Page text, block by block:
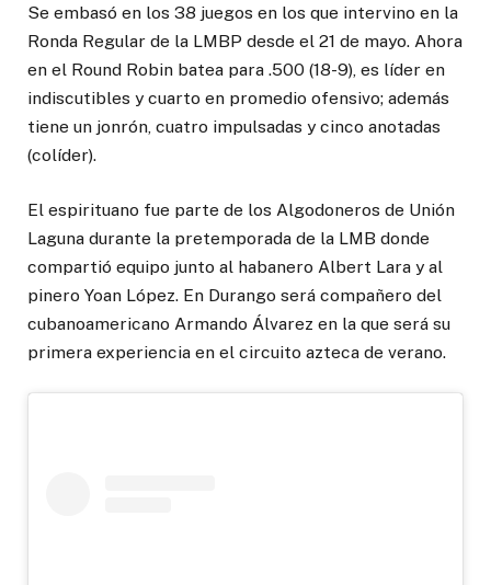
Se embasó en los 38 juegos en los que intervino en la
Ronda Regular de la LMBP desde el 21 de mayo. Ahora
en el Round Robin batea para .500 (18-9), es líder en
indiscutibles y cuarto en promedio ofensivo; además
tiene un jonrón, cuatro impulsadas y cinco anotadas
(colíder).
El espirituano fue parte de los Algodoneros de Unión
Laguna durante la pretemporada de la LMB donde
compartió equipo junto al habanero Albert Lara y al
pinero Yoan López. En Durango será compañero del
cubanoamericano Armando Álvarez en la que será su
primera experiencia en el circuito azteca de verano.